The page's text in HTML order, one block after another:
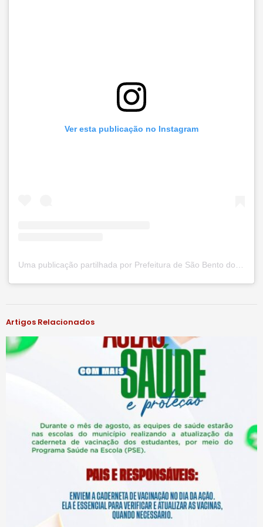
Ver esta publicação no Instagram
#notíciassbu
Artigos Relacionados